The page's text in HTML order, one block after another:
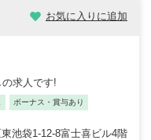
お気に入りに追加
求人です!
ボーナス・賞与あり
池袋1-12-8富士喜ビル4階